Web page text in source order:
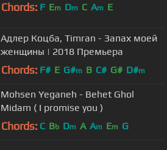
Chords: F Em Dm C Am E
Адлер Коцба, Timran - Запах моей
женщины | 2018 Премьера
Chords: F# E G#m B C# G# D#m
Mohsen Yeganeh - Behet Ghol
Midam ( I promise you )
Chords: C Bb Dm A Am Em G